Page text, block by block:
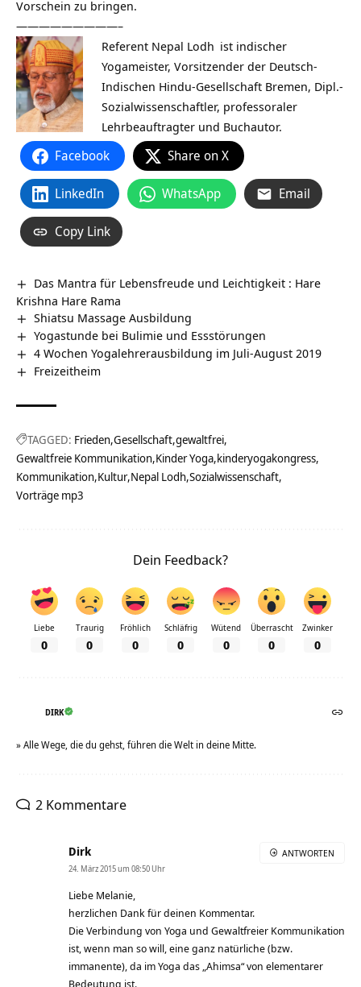
Vorschein zu bringen.
—————————–
Referent Nepal Lodh ist indischer
Yogameister, Vorsitzender der Deutsch-
Indischen Hindu-Gesellschaft Bremen, Dipl.-
Sozialwissenschaftler, professoraler
Lehrbeauftragter und Buchautor.
Facebook Share on X
LinkedIn WhatsApp Email
Copy Link
Das Mantra für Lebensfreude und Leichtigkeit : Hare
Krishna Hare Rama
Shiatsu Massage Ausbildung
Yogastunde bei Bulimie und Essstörungen
4 Wochen Yogalehrerausbildung im Juli-August 2019
Freizeitheim
TAGGED: Frieden Gesellschaft gewaltfrei
Gewaltfreie Kommunikation Kinder Yoga kinderyogakongress
Kommunikation Kultur Nepal Lodh Sozialwissenschaft
Vorträge mp3
Dein Feedback?
Liebe
0
Traurig
0
Fröhlich
0
Schläfrig
0
Wütend
0
Überrascht
0
Zwinker
0
DIRK
» Alle Wege, die du gehst, führen die Welt in deine Mitte.
2 Kommentare
Dirk
24. März 2015 um 08:50 Uhr
Liebe Melanie,
herzlichen Dank für deinen Kommentar.
Die Verbindung von Yoga und Gewaltfreier Kommunikation
ist, wenn man so will, eine ganz natürliche (bzw.
immanente), da im Yoga das „Ahimsa“ von elementarer
Bedeutung ist.
ANTWORTEN